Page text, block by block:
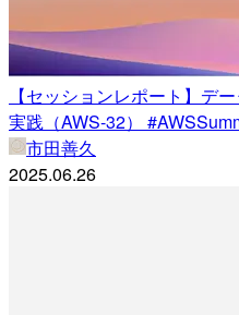
【セッションレポート】デ
実践（AWS-32）
市田善久
2025.06.26